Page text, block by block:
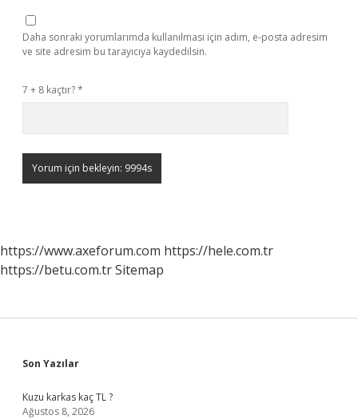
Daha sonraki yorumlarımda kullanılması için adım, e-posta adresim
ve site adresim bu tarayıcıya kaydedilsin.
7 + 8 kaçtır?*
https://www.axeforum.com https://hele.com.tr
https://betu.com.trSitemap
Sidebar
Son Yazılar
Kuzu karkas kaç TL ?
Ağustos 8, 2026